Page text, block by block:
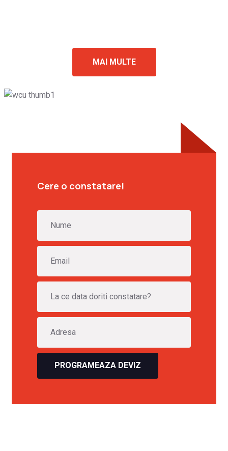
MAI MULTE
Cere o constatare!
PROGRAMEAZA DEVIZ